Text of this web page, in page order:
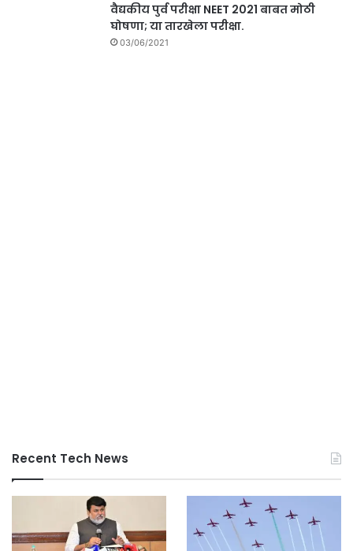
वैद्यकीय पुर्व परीक्षा NEET 2021 बाबत मोठी
घोषणा; या तारखेला परीक्षा.
03/06/2021
Recent Tech News